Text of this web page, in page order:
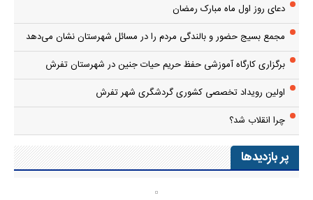
دعای روز اول ماه مبارک رمضان
مجمع بسیج حضور و بالندگی مردم را در مسائل شهرستان نشان می‌دهد
برگزاری کارگاه آموزشی حفظ حریم حیات جنین در شهرستان تفرش
اولین رویداد تخصصی کشوری گردشگری شهر تفرش
چرا انقلاب شد؟
پر بازدیدها